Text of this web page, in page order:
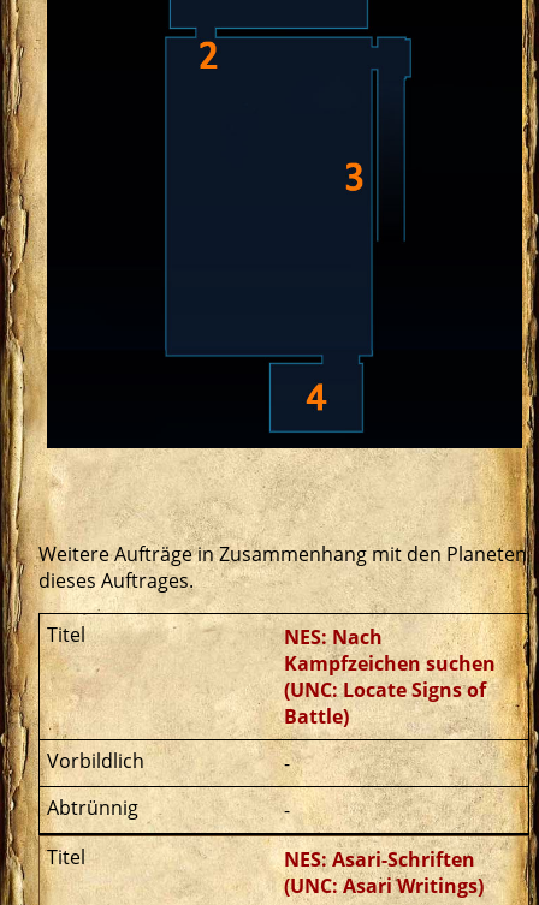
Weitere Aufträge in Zusammenhang mit den Planeten
dieses Auftrages.
NES: Nach
Kampfzeichen suchen
(UNC: Locate Signs of
Battle)
-
-
NES: Asari-Schriften
(UNC: Asari Writings)